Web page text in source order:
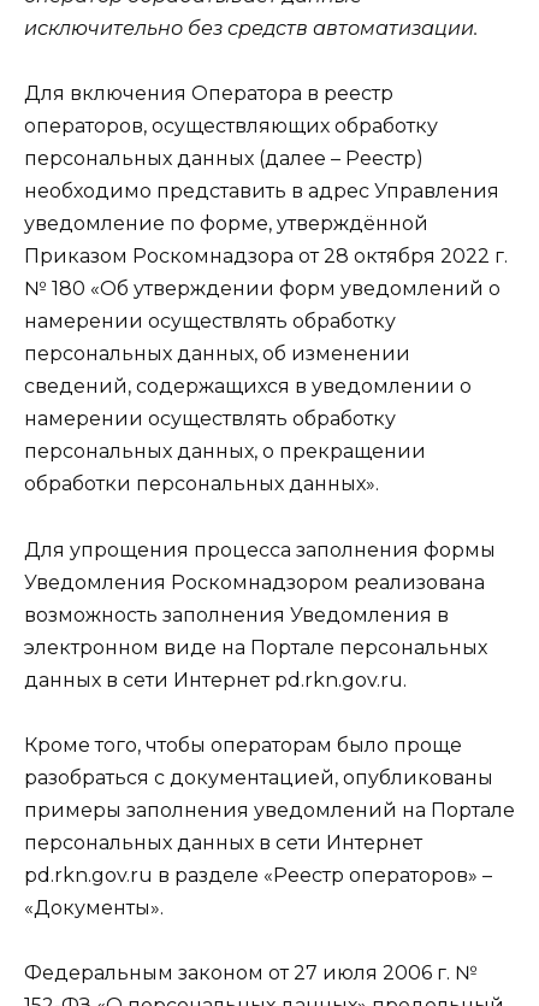
исключительно без средств автоматизации.
Для включения Оператора в реестр
операторов, осуществляющих обработку
персональных данных (далее – Реестр)
необходимо представить в адрес Управления
уведомление по форме, утверждённой
Приказом Роскомнадзора от 28 октября 2022 г.
№ 180 «Об утверждении форм уведомлений о
намерении осуществлять обработку
персональных данных, об изменении
сведений, содержащихся в уведомлении о
намерении осуществлять обработку
персональных данных, о прекращении
обработки персональных данных».
Для упрощения процесса заполнения формы
Уведомления Роскомнадзором реализована
возможность заполнения Уведомления в
электронном виде на Портале персональных
данных в сети Интернет pd.rkn.gov.ru.
Кроме того, чтобы операторам было проще
разобраться с документацией, опубликованы
примеры заполнения уведомлений на Портале
персональных данных в сети Интернет
pd.rkn.gov.ru в разделе «Реестр операторов» –
«Документы».
Федеральным законом от 27 июля 2006 г. №